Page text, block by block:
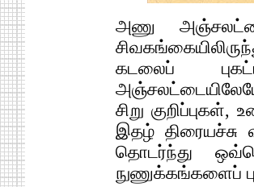
அணு
கடலைப்
சிறு
இதழ் திரையச்சு
தொடர்ந்து
நுணுக்கங்களைப்